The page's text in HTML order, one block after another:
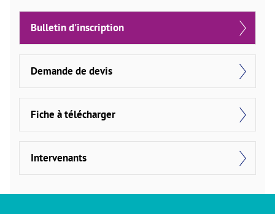
Bulletin d'inscription
Demande de devis
Fiche à télécharger
Intervenants